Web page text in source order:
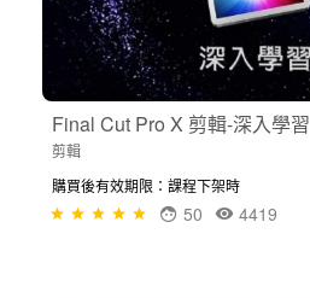
Final Cut Pro X 剪輯-深入學習
剪輯
購買後有效期限：課程下架時
4419
50